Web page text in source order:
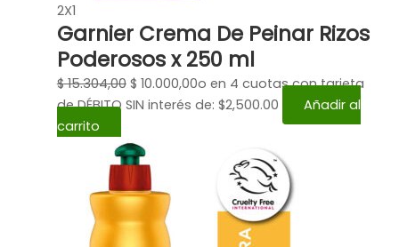
2X1
Garnier Crema De Peinar Rizos
Poderosos x 250 ml
$15.304,00 $ 10.000,00o en 4 cuotas con tarjeta
de DÉBITO SIN interés de: $2,500.00
Añadir al
carrito